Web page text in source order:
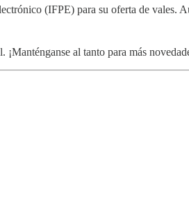
(IFPE) para su oferta de vales.
al tanto para más